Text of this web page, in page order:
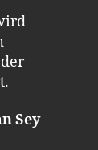
Sey